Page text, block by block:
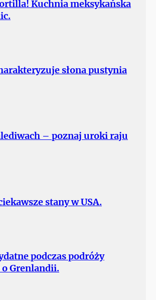
Kuchnia meksykańska
słona pustynia
– poznaj uroki raju
stany w USA.
podczas podróży
Grenlandii.